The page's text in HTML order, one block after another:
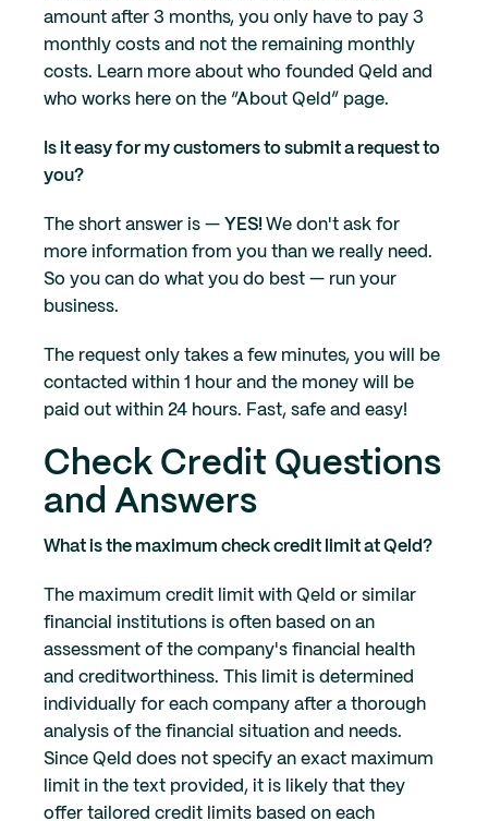
amount after 3 months, you only have to pay 3
monthly costs and not the remaining monthly
costs. Learn more about who founded Qeld and
who works here on the “About Qeld” page.
Is it easy for my customers to submit a request to
you?
The short answer is — YES! We don't ask for
more information from you than we really need.
So you can do what you do best — run your
business.
The request only takes a few minutes, you will be
contacted within 1 hour and the money will be
paid out within 24 hours. Fast, safe and easy!
Check Credit Questions
and Answers
What is the maximum check credit limit at Qeld?
The maximum credit limit with Qeld or similar
financial institutions is often based on an
assessment of the company's financial health
and creditworthiness. This limit is determined
individually for each company after a thorough
analysis of the financial situation and needs.
Since Qeld does not specify an exact maximum
limit in the text provided, it is likely that they
offer tailored credit limits based on each